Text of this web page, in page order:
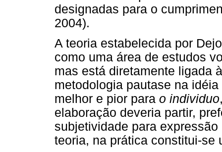
designadas para o
2004).
A teoria estabelecida por
como uma área de estudos
mas está diretamente ligada
metodologia pautase na
melhor e pior para o individuo
elaboração deveria partir,
subjetividade para
teoria, na prática constitui-se